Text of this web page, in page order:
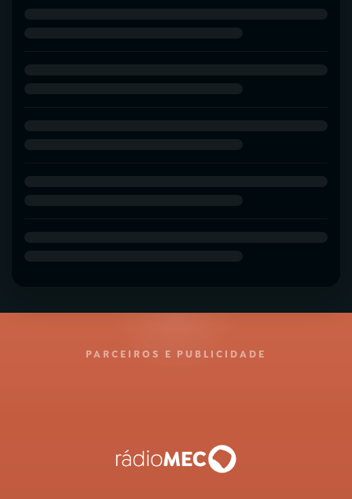
PARCEIROS E PUBLICIDADE